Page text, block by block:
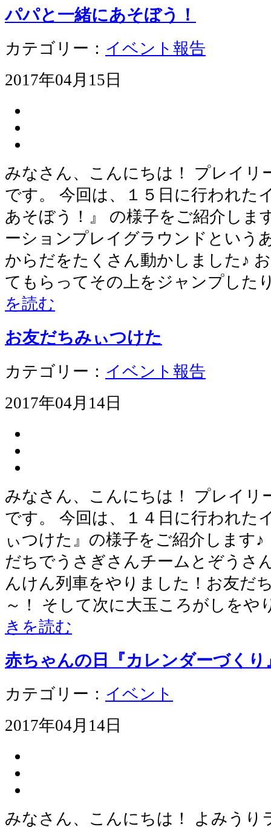
パパと一緒にあそぼう！
カテゴリー： イベント報告
2017年04月15日
みなさん、こんにちは！ プレイリ
です。 今回は、１５日に行われた
あそぼう！』 の様子をご紹介しま
ーションプレイグラウンドという
からだをたくさん動かしました♪
てもらってその上をジャンプした
を読む
お友だちみぃつけた
カテゴリー： イベント報告
2017年04月14日
みなさん、こんにちは！ プレイリ
です。 今回は、１４日に行われた
ぃつけた』の様子をご紹介します
だちでうさぎさんチームとぞうさ
んけん列車をやりました！お友だ
～！ そして次に大玉ころがしを
きを読む
赤ちゃんの日『カレンダーづくり
カテゴリー： イベント
2017年04月14日
みなさん、こんにちは！ よみうり